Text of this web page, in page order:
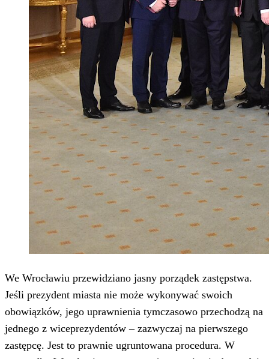
We Wrocławiu przewidziano jasny porządek zastępstwa.
Jeśli prezydent miasta nie może wykonywać swoich
obowiązków, jego uprawnienia tymczasowo przechodzą na
jednego z wiceprezydentów – zazwyczaj na pierwszego
zastępcę. Jest to prawnie ugruntowana procedura. W